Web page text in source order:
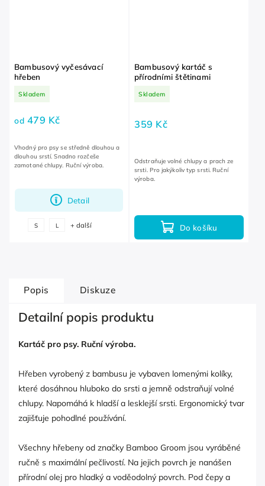
Bambusový vyčesávací
hřeben
Skladem
od 479 Kč
Detail
Vhodný pro psy se středně dlouhou a
dlouhou srstí. Snadno rozčeše
zamotané chlupy. Ruční výroba.
S L + další
Bambusový kartáč s
přírodními štětinami
Skladem
359 Kč
Do košíku
Odstraňuje volné chlupy a prach ze
srsti. Pro jakýkoliv typ srsti. Ruční
výroba.
Popis Diskuze
Detailní popis produktu
Kartáč pro psy. Ruční výroba.
Hřeben vyrobený z bambusu je vybaven lomenými kolíky,
které dosáhnou hluboko do srsti a jemně odstraňují volné
chlupy. Napomáhá k hladší a lesklejší srsti. Ergonomický tvar
zajišťuje pohodlné používání.
Všechny hřebeny od značky Bamboo Groom jsou vyráběné
ručně s maximální pečlivostí. Na jejich povrch je nanášen
přírodní olej pro hladký a voděodolný povrch. Pod čepy a